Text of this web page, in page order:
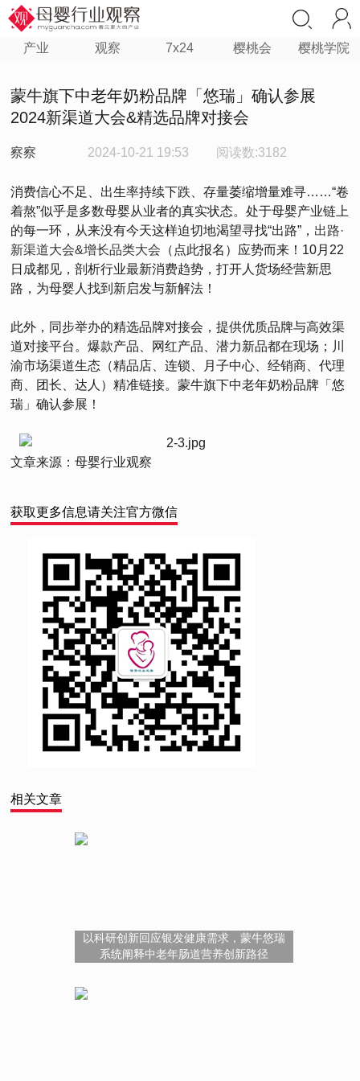
产业 观察 7x24 樱桃会 樱桃学院
蒙牛旗下中老年奶粉品牌「悠瑞」确认参展
2024新渠道大会&精选品牌对接会
察察 2024-10-21 19:53 阅读数:3182
消费信心不足、出生率持续下跌、存量萎缩增量难寻……“卷
着熬”似乎是多数母婴从业者的真实状态。处于母婴产业链上
的每一环，从来没有今天这样迫切地渴望寻找“出路”， 出路·
新渠道大会&增长品类大会 （点此报名）应势而来！10月22
日成都见，剖析行业最新消费趋势，打开人货场经营新思
路，为母婴人找到新启发与新解法！
此外，同步举办的精选品牌对接会，提供优质品牌与高效渠
道对接平台。爆款产品、网红产品、潜力新品都在现场；川
渝市场渠道生态（精品店、连锁、月子中心、经销商、代理
商、团长、达人）精准链接。蒙牛旗下中老年奶粉品牌「悠
瑞」确认参展！
文章来源：母婴行业观察
获取更多信息请关注官方微信
相关文章
以科研创新回应银发健康需求，蒙牛悠瑞
系统阐释中老年肠道营养创新路径